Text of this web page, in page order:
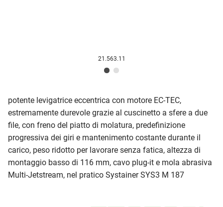
21.563.11
potente levigatrice eccentrica con motore EC-TEC,
estremamente durevole grazie al cuscinetto a sfere a due
file, con freno del piatto di molatura, predefinizione
progressiva dei giri e mantenimento costante durante il
carico, peso ridotto per lavorare senza fatica, altezza di
montaggio basso di 116 mm, cavo plug-it e mola abrasiva
Multi-Jetstream, nel pratico Systainer SYS3 M 187